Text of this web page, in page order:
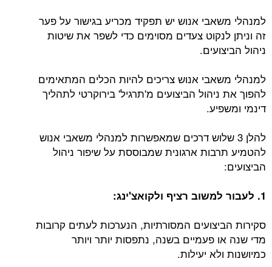
למנהלי משאבי אנוש יש תפקיד מכריע בגישור על פער
זה וניתן לנקוט צעדים מסוימים כדי לשפר את שיטות
ניהול הביצועים.
למנהלי משאבי אנוש צריכים להיות הכלים המתאימים
להפוך את ניהול הביצועים מ'תרגיל' בירוקרטי לתהליך
דינמי ומשפיע.
להלן 3 שלוש דרכים שמאפשרות למנהלי משאבי אנוש
להטמיע תרבות ארגונית שמבוססת על שיפור ניהול
הביצועים:
1. לעבור למשוב רציף ולקואצ'ינג:
סקירות הביצועים המסורתיות, הנערכות לעתים קרובות
מדי שנה או פעמיים בשנה, נתפסות יותר ויותר
כמיושנות ולא יעילות.